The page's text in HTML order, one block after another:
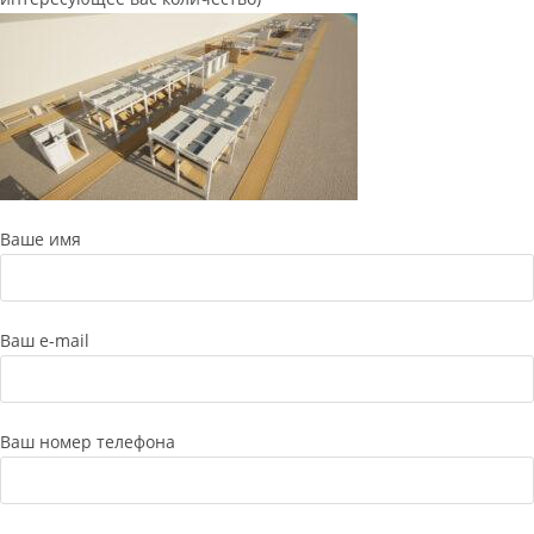
Ваше имя
Ваш e-mail
Ваш номер телефона